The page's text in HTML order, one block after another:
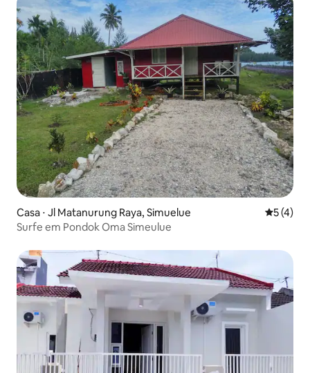
Casa ⋅ Jl Matanurung Raya, Simuelue 5 de
5 (4)
Surfe em Pondok Oma Simeulue